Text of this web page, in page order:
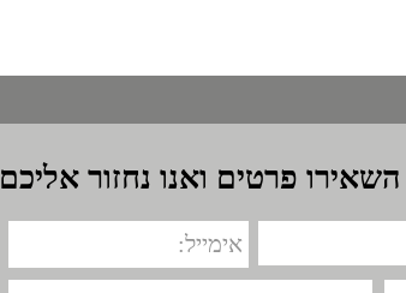
השאירו פרטים ואנו נחזור אליכם